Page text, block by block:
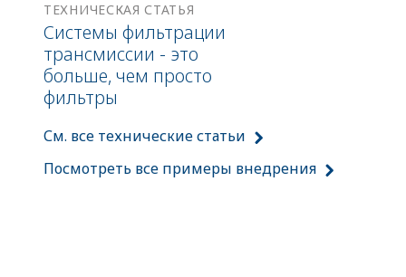
ТЕХНИЧЕСКАЯ СТАТЬЯ
Системы фильтрации
трансмиссии - это
больше, чем просто
фильтры
См. все технические статьи
Посмотреть все примеры внедрения